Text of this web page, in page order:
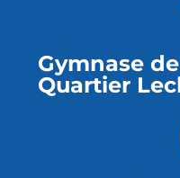
Gymnase
Quartier